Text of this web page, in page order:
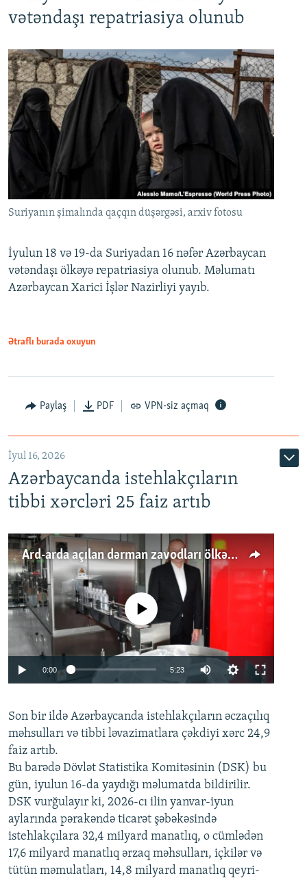
vətəndaşı repatriasiya olunub
Suriyanın şimalında qaçqın düşərgəsi, arxiv fotosu
İyulun 18 və 19-da Suriyadan 16 nəfər Azərbaycan
vətəndaşı ölkəyə repatriasiya olunub. Məlumatı
Azərbaycan Xarici İşlər Nazirliyi yayıb.
Ətraflı burada oxuyun
Paylaş PDF VPN-siz açmaq
İyul 16, 2026
Azərbaycanda istehlakçıların
tibbi xərcləri 25 faiz artıb
Ard-arda açılan dərman zavodları ölkənin tələbatını ödəyirmi?
Auto 240p 360p 480p
720p 1080p
No media source currently available
0:00 5:23
360p
480p
720p
1080p
Son bir ildə Azərbaycanda istehlakçıların əczaçılıq
məhsulları və tibbi ləvazimatlara çəkdiyi xərc 24,9
faiz artıb.
Bu barədə Dövlət Statistika Komitəsinin (DSK) bu
gün, iyulun 16-da yaydığı məlumatda bildirilir.
DSK vurğulayır ki, 2026-cı ilin yanvar-iyun
aylarında pərakəndə ticarət şəbəkəsində
istehlakçılara 32,4 milyard manatlıq, o cümlədən
17,6 milyard manatlıq ərzaq məhsulları, içkilər və
tütün məmulatları, 14,8 milyard manatlıq qeyri-